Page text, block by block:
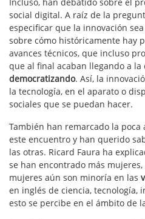
social digital. A raíz de la
especificar que la innovación
sobre cómo históricamente hay
avances técnicos, que incluso
que al final acaban llegando a la
democratizando. Así, la
la tecnología, en el aparato o
sociales que se puedan hacer.
También han remarcado la poca
este encuentro y han querido
las otras. Ricard Faura ha
se han encontrado más
mujeres aún son minoría en las
en inglés de ciencia, tecnología,
esto se percibe en el ámbito de